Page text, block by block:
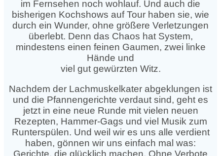
im Fernsehen noch wohlauf. Und auch die
bisherigen Kochshows auf Tour haben sie, wie
durch ein Wunder, ohne größere Verletzungen
überlebt. Denn das Chaos hat System,
mindestens einen feinen Gaumen, zwei linke
Hände und
viel gut gewürzten Witz.
Nachdem der Lachmuskelkater abgeklungen ist
und die Pfannengerichte verdaut sind, geht es
jetzt in eine neue Runde mit vielen neuen
Rezepten, Hammer-Gags und viel Musik zum
Runterspülen. Und weil wir es uns alle verdient
haben, gönnen wir uns einfach mal was: